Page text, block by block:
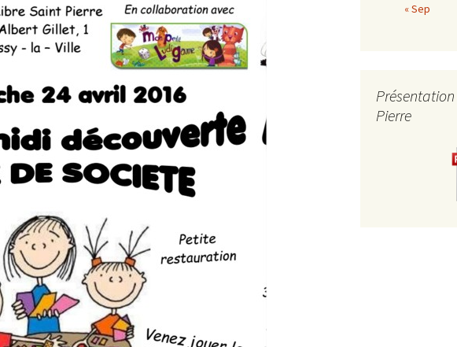
« Sep
Présentation
Pierre